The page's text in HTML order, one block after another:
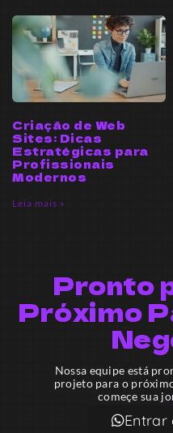
Criação de Web
Sites: Dicas
Estratégicas para
Profissionais
Modernos
Leia mais »
Pronto
Próximo
Nossa equipe está
projeto para o
começe sua
Entrar